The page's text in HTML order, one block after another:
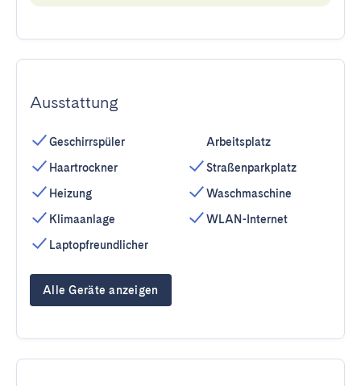
Ausstattung
Geschirrspüler
Haartrockner
Heizung
Klimaanlage
Laptopfreundlicher
Arbeitsplatz
Straßenparkplatz
Waschmaschine
WLAN-Internet
Alle Geräte anzeigen